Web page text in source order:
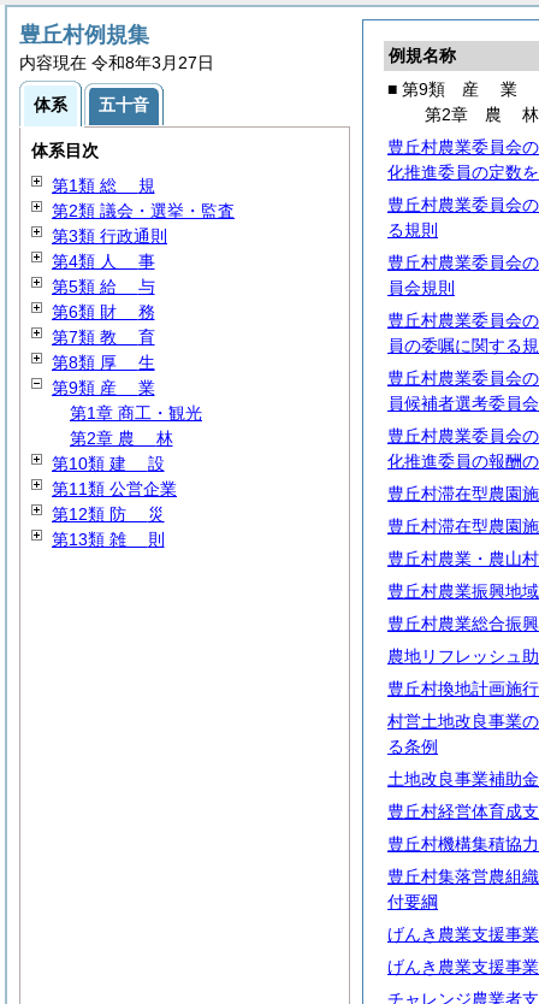
例規名称
■ 第9類 産 業
第2章 農林
豊丘村農業委員会
化推進委員の定数
豊丘村農業委員会
る規則
豊丘村農業委員会
員会規則
豊丘村農業委員会
員の委嘱に関する
豊丘村農業委員会
員候補者選考委員
豊丘村農業委員会
化推進委員の報酬
豊丘村滞在型農園
豊丘村滞在型農園
豊丘村農業・農山
豊丘村農業振興地
豊丘村農業総合振
農地リフレッシュ
豊丘村換地計画施
村営土地改良事業
る条例
土地改良事業補助
豊丘村経営体育成
豊丘村機構集積協
豊丘村集落営農組
付要綱
げんき農業支援事
げんき農業支援事
チャレンジ農業者
豊丘村例規集
内容現在 令和8年3月27日
体系 五十音
体系目次
第1類 総 規
第2類 議会・選挙・監査
第3類 行政通則
第4類 人 事
第5類 給 与
第6類 財 務
第7類 教 育
第8類 厚 生
第9類 産 業
第1章 商工・観光
第2章 農 林
第10類 建 設
第11類 公営企業
第12類 防 災
第13類 雑 則